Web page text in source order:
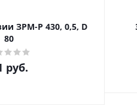
ЗРМ-Р 430, 0,5, D
80
руб.